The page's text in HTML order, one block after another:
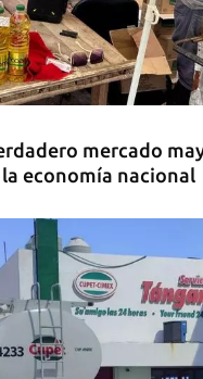
castrista
bajo custodia del
mercado
economía nacional